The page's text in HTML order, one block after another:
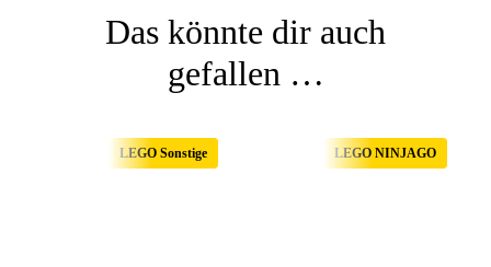
Das könnte dir auch
gefallen …
LEGO Sonstige LEGO NINJAGO